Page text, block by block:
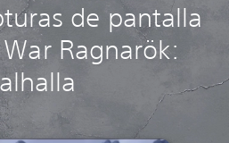
de pantalla
Ragnarök: